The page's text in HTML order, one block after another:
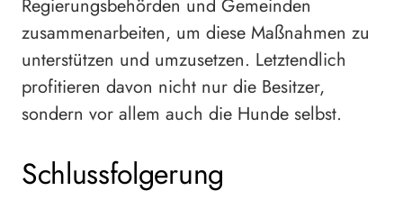
Regierungsbehörden und Gemeinden
zusammenarbeiten, um diese Maßnahmen zu
unterstützen und umzusetzen. Letztendlich
profitieren davon nicht nur die Besitzer,
sondern vor allem auch die Hunde selbst.
Schlussfolgerung